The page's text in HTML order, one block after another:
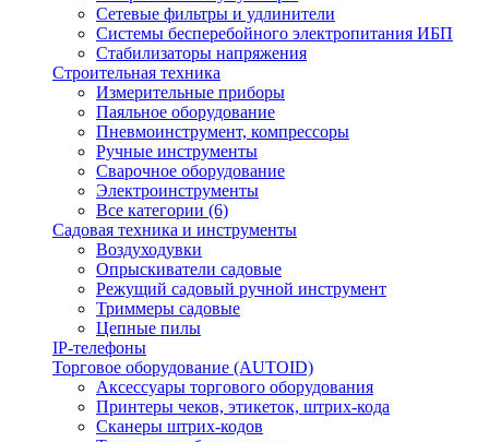
Сетевые фильтры и удлинители
Системы бесперебойного электропитания ИБП
Стабилизаторы напряжения
Строительная техника
Измерительные приборы
Паяльное оборудование
Пневмоинструмент, компрессоры
Ручные инструменты
Сварочное оборудование
Электроинструменты
Все категории (6)
Садовая техника и инструменты
Воздуходувки
Опрыскиватели садовые
Режущий садовый ручной инструмент
Триммеры садовые
Цепные пилы
IP-телефоны
Торговое оборудование (AUTOID)
Аксессуары торгового оборудования
Принтеры чеков, этикеток, штрих-кода
Сканеры штрих-кодов